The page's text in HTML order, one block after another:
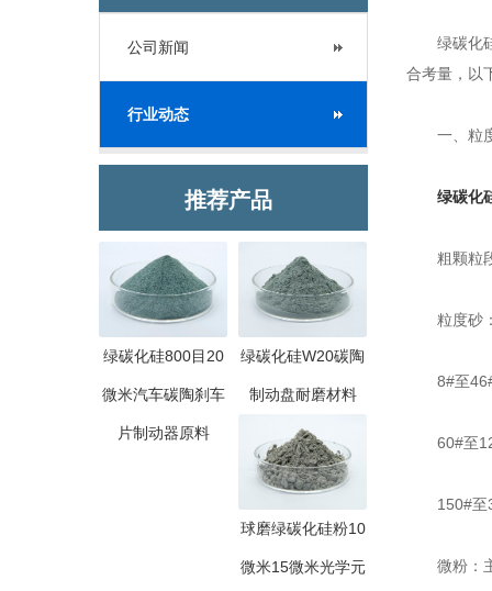
公司新闻
行业动态
推荐产品
绿碳化硅800目20
微米汽车碳陶刹车
片制动器原料
绿碳化硅W20碳陶
制动盘耐磨材料
球磨绿碳化硅粉10
微米15微米光学元
绿碳化硅
合考量，以
一、粒度
绿碳化
粗颗粒段
粒度砂：
8#至46#
60#至
150#至
微粉：主